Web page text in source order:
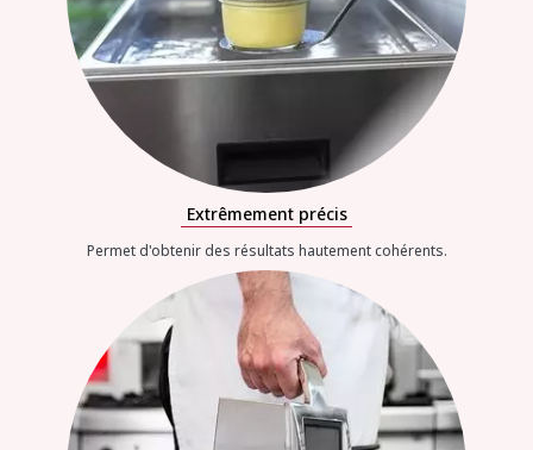
Extrêmement précis
Permet d'obtenir des résultats hautement cohérents.